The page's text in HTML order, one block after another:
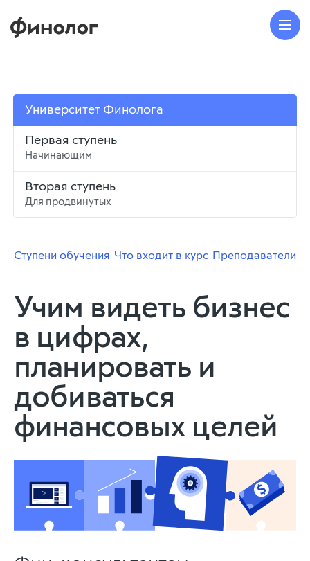
Университет Финолога
Первая ступень
Начинающим
Вторая ступень
Для продвинутых
Ступени обучения Что входит в курс Преподаватели
Учим видеть бизнес
в цифрах,
планировать и
добиваться
финансовых целей